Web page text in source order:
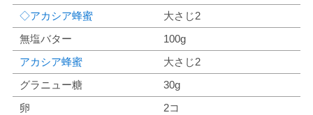
◇アカシア蜂蜜
大さじ2
無塩バター
100g
アカシア蜂蜜
大さじ2
グラニュー糖
30g
卵
2コ